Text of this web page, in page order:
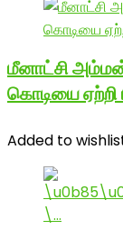
மீனாட்சி
கொடியை ஏற்றி
Added to